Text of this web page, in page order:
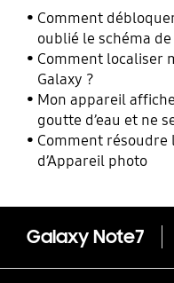
Comment
oublié le schéma
PIN ?
Comment localiser
Galaxy ?
Mon appareil
goutte d’eau et ne
Comment résoudre
d’Appareil photo
Galaxy Note7